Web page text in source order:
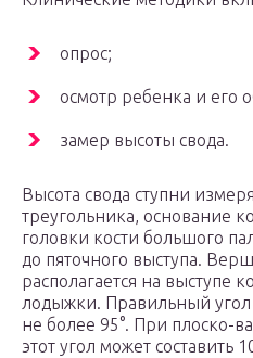
опрос;
осмотр ребенка и его
замер высоты свода.
Высота свода ступни
треугольника, основание
головки кости большого
до пяточного выступа.
располагается на выступе
лодыжки. Правильный
не более 95°. При плоско-
этот угол может составить